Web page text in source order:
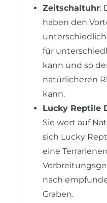
Zeitschaltuhr:
haben den
für
kann und so
natürlicheren
kann.
Lucky Reptile
Sie wert auf
sich Lucky
eine
nach
Graben.